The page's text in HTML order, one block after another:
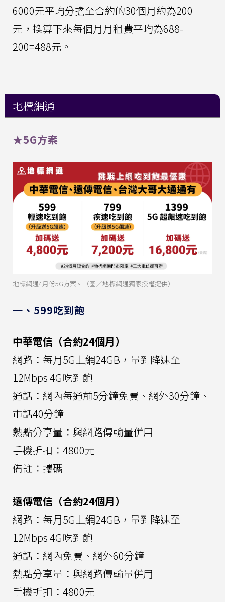
6000元平均分擔至合約的30個月約為200
元，換算下來每個月月租費平均為688-
200=488元。
地標網通
★5G方案
地標網通4月份5G方案。（圖／地標網通獨家授權提供）
一、599吃到飽
中華電信（合約24個月）
網路：每月5G上網24GB，量到降速至
12Mbps 4G吃到飽
通話：網內每通前5分鐘免費、網外30分鐘、
市話40分鐘
熱點分享量：與網路傳輸量併用
手機折扣：4800元
備註：攜碼
遠傳電信（合約24個月）
網路：每月5G上網24GB，量到降速至
12Mbps 4G吃到飽
通話：網內免費、網外60分鐘
熱點分享量：與網路傳輸量併用
手機折扣：4800元